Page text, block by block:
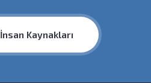
İnsan Kaynakları